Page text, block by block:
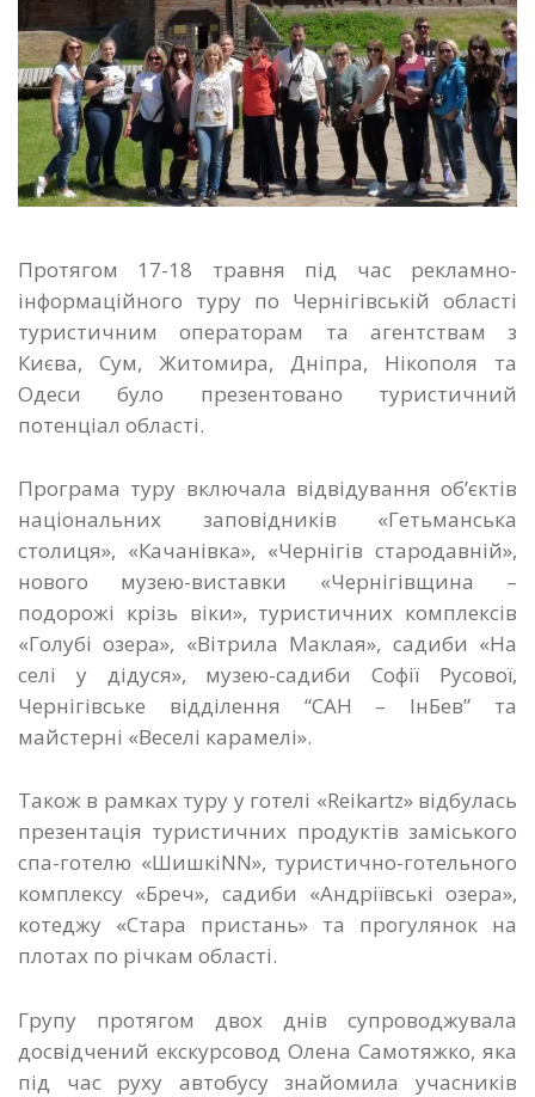
Протягом 17-18 травня під час рекламно-
інформаційного туру по Чернігівській області
туристичним операторам та агентствам з
Києва, Сум, Житомира, Дніпра, Нікополя та
Одеси було презентовано туристичний
потенціал області.
Програма туру включала відвідування об’єктів
національних заповідників «Гетьманська
столиця», «Качанівка», «Чернігів стародавній»,
нового музею-виставки «Чернігівщина –
подорожі крізь віки», туристичних комплексів
«Голубі озера», «Вітрила Маклая», садиби «На
селі у дідуся», музею-садиби Софії Русової,
Чернігівське відділення “САН – ІнБев” та
майстерні «Веселі карамелі».
Також в рамках туру у готелі «Reikartz» відбулась
презентація туристичних продуктів заміського
спа-готелю «ШишкіNN», туристично-готельного
комплексу «Бреч», садиби «Андріївські озера»,
котеджу «Стара пристань» та прогулянок на
плотах по річкам області.
Групу протягом двох днів супроводжувала
досвідчений екскурсовод Олена Самотяжко, яка
під час руху автобусу знайомила учасників